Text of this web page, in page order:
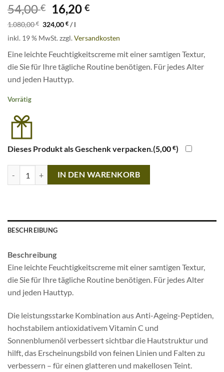
54,00€
Ursprünglicher
Preis
war:
54,00 €
16,20€Aktueller
ist:
16,20 €.
1.080,00€ 324,00€ /l
inkl. 19 % MwSt.zzgl.Versandkosten
Eine leichte Feuchtigkeitscreme mit einer samtigen Textur,
die Sie für Ihre tägliche Routine benötigen. Für jedes Alter
und jeden Hauttyp.
Vorrätig
Dieses Produkt als Geschenk verpacken.(5,00 €)
Divine Seeds · Flawless Skin Moisturiser · 50ml Menge
IN DEN WARENKORB
BESCHREIBUNG
Beschreibung
Eine leichte Feuchtigkeitscreme mit einer samtigen Textur,
die Sie für Ihre tägliche Routine benötigen. Für jedes Alter
und jeden Hauttyp.
Die leistungsstarke Kombination aus Anti-Ageing-Peptiden,
hochstabilem antioxidativem Vitamin C und
Sonnenblumenöl verbessert sichtbar die Hautstruktur und
hilft, das Erscheinungsbild von feinen Linien und Falten zu
verbessern – für einen glatteren und makellosen Teint.